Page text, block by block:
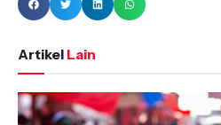
Artikel Lain